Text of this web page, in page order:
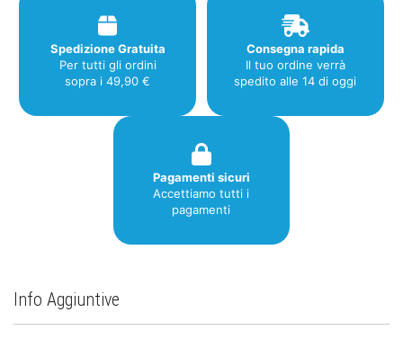
Spedizione Gratuita
Per tutti gli ordini
sopra i 49,90 €
Consegna rapida
Il tuo ordine verrà
spedito alle 14 di oggi
Pagamenti sicuri
Accettiamo tutti i
pagamenti
Info Aggiuntive